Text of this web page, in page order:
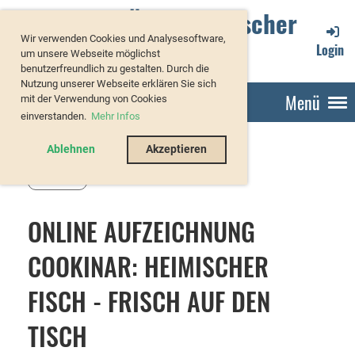
Wir verwenden Cookies und Analysesoftware,
um unsere Webseite möglichst
benutzerfreundlich zu gestalten. Durch die
Nutzung unserer Webseite erklären Sie sich
mit der Verwendung von Cookies
einverstanden. Mehr Infos
Ablehnen Akzeptieren
Verband Österreichischer
Forellenzüchter
Login
Menü
ONLINE AUFZEICHNUNG
COOKINAR: HEIMISCHER
FISCH - FRISCH AUF DEN
TISCH